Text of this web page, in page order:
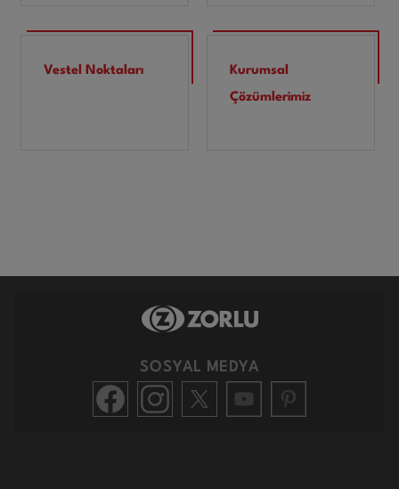
Vestel Noktaları
Kurumsal
Çözümlerimiz
SOSYAL MEDYA